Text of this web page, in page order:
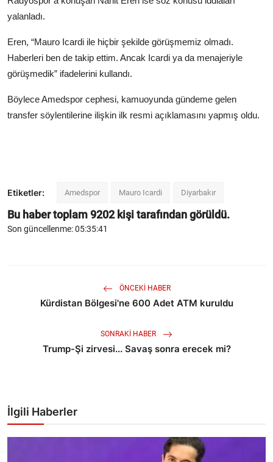
yalanladı.
Eren, “Mauro Icardi ile hiçbir şekilde görüşmemiz olmadı.
Haberleri ben de takip ettim. Ancak Icardi ya da menajeriyle
görüşmedik” ifadelerini kullandı.
Böylece Amedspor cephesi, kamuoyunda gündeme gelen
transfer söylentilerine ilişkin ilk resmi açıklamasını yapmış oldu.
Etiketler: Amedspor Mauro Icardi Diyarbakır
Bu haber toplam9202kişi tarafından görüldü.
Son güncellenme: 05:35:41
ÖNCEKI HABER
Kürdistan Bölgesi'ne 600 Adet ATM kuruldu
SONRAKI HABER
Trump-Şi zirvesi... Savaş sonra erecek mi?
İlgili Haberler